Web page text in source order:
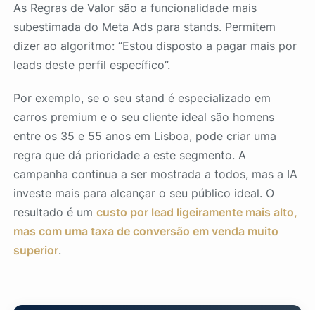
As Regras de Valor são a funcionalidade mais
subestimada do Meta Ads para stands. Permitem
dizer ao algoritmo: “Estou disposto a pagar mais por
leads deste perfil específico”.
Por exemplo, se o seu stand é especializado em
carros premium e o seu cliente ideal são homens
entre os 35 e 55 anos em Lisboa, pode criar uma
regra que dá prioridade a este segmento. A
campanha continua a ser mostrada a todos, mas a IA
investe mais para alcançar o seu público ideal. O
resultado é umcusto por lead ligeiramente mais alto,
mas com uma taxa de conversão em venda muito
superior.